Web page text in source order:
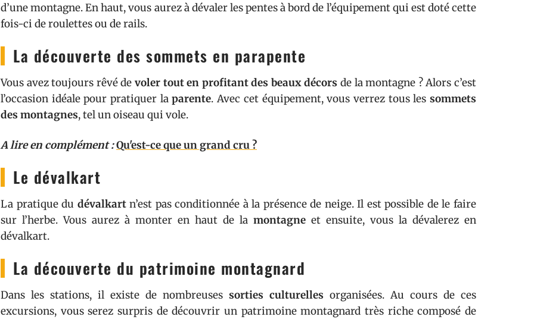
d’une montagne. En haut, vous aurez à dévaler les pentes à bord de l’équipement qui est doté cette
fois-ci de roulettes ou de rails.
La découverte des sommets en parapente
Vous avez toujours rêvé de voler tout en profitant des beaux décors de la montagne ? Alors c’est
l’occasion idéale pour pratiquer laparente. Avec cet équipement, vous verrez tous lessommets
des montagnes, tel un oiseau qui vole.
A lire en complément :Qu'est-ce que un grand cru ?
Le dévalkart
La pratique du dévalkartn’est pas conditionnée à la présence de neige. Il est possible de le faire
sur l’herbe. Vous aurez à monter en haut de la montagne et ensuite, vous la dévalerez en
dévalkart.
La découverte du patrimoine montagnard
Dans les stations, il existe de nombreuses sorties culturelles organisées. Au cours de ces
excursions, vous serez surpris de découvrir un patrimoine montagnard très riche composé de